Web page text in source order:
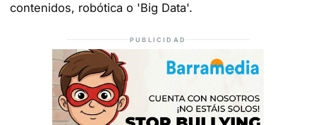
contenidos, robótica o 'Big Data'.
PUBLICIDAD